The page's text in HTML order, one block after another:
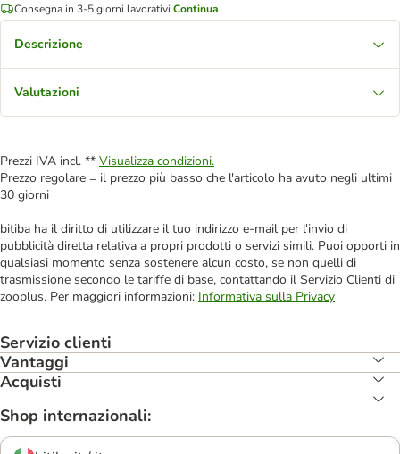
Consegna in 3-5 giorni lavorativi Continua
Descrizione
Valutazioni
Prezzi IVA incl. ** Visualizza condizioni.
Prezzo regolare = il prezzo più basso che l'articolo ha avuto negli ultimi
30 giorni
bitiba ha il diritto di utilizzare il tuo indirizzo e-mail per l'invio di
pubblicità diretta relativa a propri prodotti o servizi simili. Puoi opporti in
qualsiasi momento senza sostenere alcun costo, se non quelli di
trasmissione secondo le tariffe di base, contattando il Servizio Clienti di
zooplus. Per maggiori informazioni: Informativa sulla Privacy
Servizio clienti
Vantaggi
Acquisti
Shop internazionali: